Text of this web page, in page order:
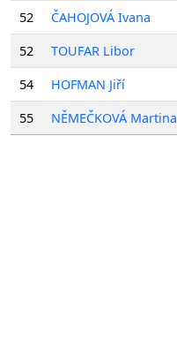
52
ČAHOJOVÁ Ivana
52
TOUFAR Libor
54
HOFMAN Jiří
55
NĚMEČKOVÁ Martina